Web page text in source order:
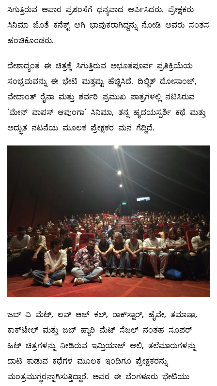
ಸಿಗುತ್ತಿರುವ ಅಪಾರ ಪ್ರಶಂಸೆಗೆ ಧನ್ಯವಾದ ಅರ್ಪಿಸಿದರು. ಪ್ರೇಕ್ಷಕರು
ಸಿನಿಮಾ ಜೊತೆ ಕನೆಕ್ಟ್ ಆಗಿ ಭಾವುಕರಾಗಿದ್ದನ್ನು ನೋಡಿ ಅವರು ಸಂತಸ
ಹಂಚಿಕೊಂಡರು.
ದೇಶಾದ್ಯಂತ ಈ ಚಿತ್ರಕ್ಕೆ ಸಿಗುತ್ತಿರುವ ಅಭೂತಪೂರ್ವ ಪ್ರತಿಕ್ರಿಯೆಯ
ಸಂಭ್ರಮವನ್ನು ಈ ಭೇಟಿ ಮತ್ತಷ್ಟು ಹೆಚ್ಚಿಸಿದೆ. ದಿಲ್ಜಿತ್ ದೋಸಾಂಜ್,
ವೇದಾಂತ್ ರೈನಾ ಮತ್ತು ಶರ್ವರಿ ಪ್ರಮುಖ ಪಾತ್ರಗಳಲ್ಲಿ ನಟಿಸಿರುವ
'ಮೇನ್ ವಾಪಸ್ ಆವುಂಗಾ' ಸಿನಿಮಾ, ತನ್ನ ಹೃದಯಸ್ಪರ್ಶಿ ಕಥೆ ಮತ್ತು
ಅದ್ಭುತ ನಟನೆಯ ಮೂಲಕ ಪ್ರೇಕ್ಷಕರ ಮನ ಗೆದ್ದಿದೆ.
ಜಬ್ ವಿ ಮೆಟ್, ಲವ್ ಆಜ್ ಕಲ್, ರಾಕ್‌ಸ್ಟಾರ್, ಹೈವೇ, ತಮಾಷಾ,
ಕಾಕ್‌ಟೇಲ್ ಮತ್ತು ಜಬ್ ಹ್ಯಾರಿ ಮೆಟ್ ಸೆಜಲ್ ನಂತಹ ಸೂಪರ್
ಹಿಟ್ ಚಿತ್ರಗಳನ್ನು ನೀಡಿರುವ ಇಮ್ತಿಯಾಜ್ ಅಲಿ, ತಲೆಮಾರುಗಳನ್ನು
ದಾಟಿ ಕಾಡುವ ಕಥೆಗಳ ಮೂಲಕ ಇಂದಿಗೂ ಪ್ರೇಕ್ಷಕರನ್ನು
ಮಂತ್ರಮುಗ್ಧರನ್ನಾಗಿಸುತ್ತಿದ್ದಾರೆ. ಅವರ ಈ ಬೆಂಗಳೂರು ಭೇಟಿಯು